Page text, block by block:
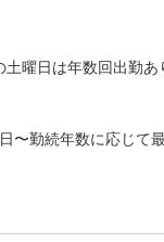
土曜日は年数回出勤あ
〜勤続年数に応じて最